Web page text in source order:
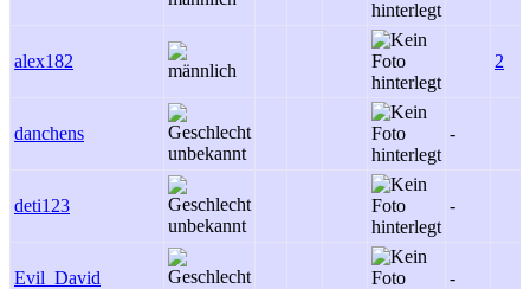
alex182 2
danchens -
deti123 -
Evil_David -